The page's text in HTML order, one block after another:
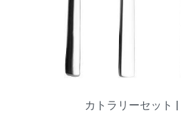
カトラリーセット